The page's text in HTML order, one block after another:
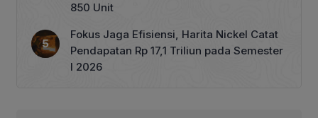
850 Unit
Fokus Jaga Efisiensi, Harita Nickel Catat
Pendapatan Rp 17,1 Triliun pada Semester
I 2026